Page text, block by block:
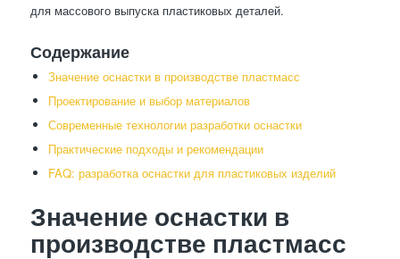
для массового выпуска пластиковых деталей.
Содержание
Значение оснастки в производстве пластмасс
Проектирование и выбор материалов
Современные технологии разработки оснастки
Практические подходы и рекомендации
FAQ: разработка оснастки для пластиковых изделий
Значение оснастки в
производстве пластмасс